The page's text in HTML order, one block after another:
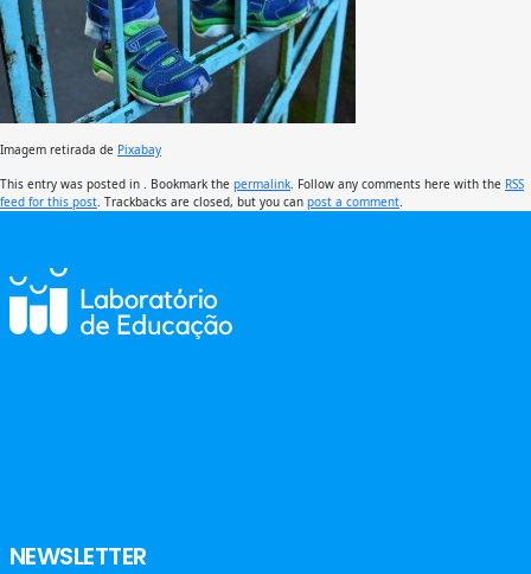
Imagem retirada de Pixabay
This entry was posted in . Bookmark the permalink . Follow any comments here with the RSS
feed for this post . Trackbacks are closed, but you can post a comment
NEWSLETTER